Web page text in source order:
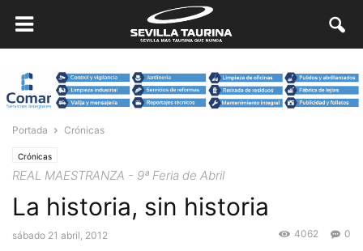
Portada Crónicas
Crónicas
REAL MAESTRANZA - 9ª Feria de Abril
La historia, sin historia
sábado 21 abril, 2012 0
4062